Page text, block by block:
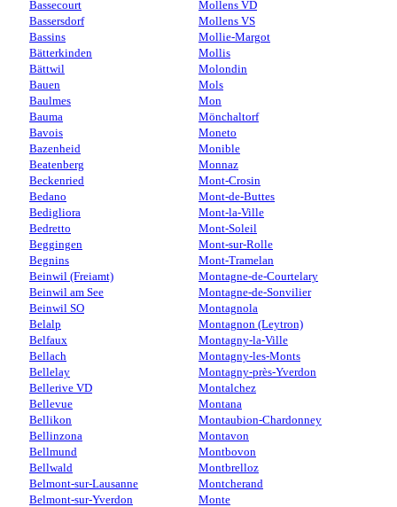
Bassecourt
Bassersdorf
Bassins
Bätterkinden
Bättwil
Bauen
Baulmes
Bauma
Bavois
Bazenheid
Beatenberg
Beckenried
Bedano
Bedigliora
Bedretto
Beggingen
Begnins
Beinwil (Freiamt)
Beinwil am See
Beinwil SO
Belalp
Belfaux
Bellach
Bellelay
Bellerive VD
Bellevue
Bellikon
Bellinzona
Bellmund
Bellwald
Belmont-sur-Lausanne
Belmont-sur-Yverdon
Mollens VD
Mollens VS
Mollie-Margot
Mollis
Molondin
Mols
Mon
Mönchaltorf
Moneto
Monible
Monnaz
Mont-Crosin
Mont-de-Buttes
Mont-la-Ville
Mont-Soleil
Mont-sur-Rolle
Mont-Tramelan
Montagne-de-Courtelary
Montagne-de-Sonvilier
Montagnola
Montagnon (Leytron)
Montagny-la-Ville
Montagny-les-Monts
Montagny-près-Yverdon
Montalchez
Montana
Montaubion-Chardonney
Montavon
Montbovon
Montbrelloz
Montcherand
Monte